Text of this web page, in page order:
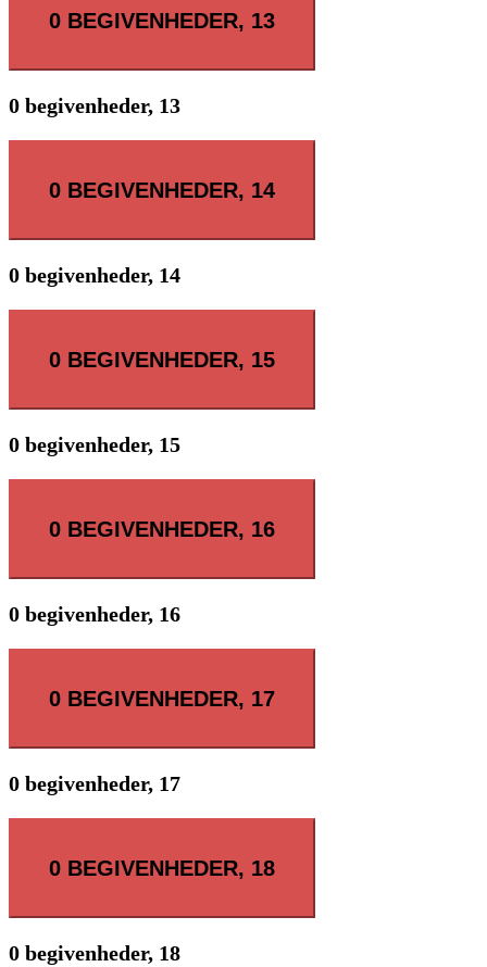
0 BEGIVENHEDER, 13
0 begivenheder, 13
0 BEGIVENHEDER, 14
0 begivenheder, 14
0 BEGIVENHEDER, 15
0 begivenheder, 15
0 BEGIVENHEDER, 16
0 begivenheder, 16
0 BEGIVENHEDER, 17
0 begivenheder, 17
0 BEGIVENHEDER, 18
0 begivenheder, 18